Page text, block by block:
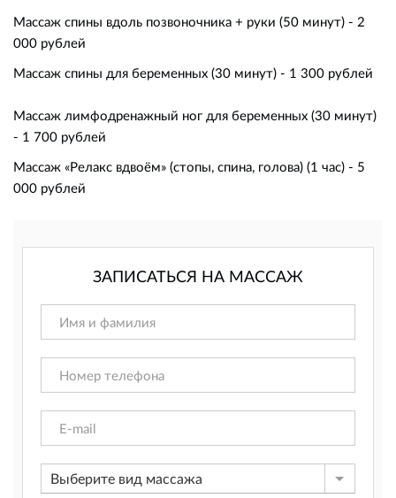
Массаж спины вдоль позвоночника + руки (50 минут) - 2
000 рублей
Массаж спины для беременных (30 минут) - 1 300 рублей
Массаж лимфодренажный ног для беременных (30 минут)
- 1 700 рублей
Массаж «Релакс вдвоём» (стопы, спина, голова) (1 час) - 5
000 рублей
ЗАПИСАТЬСЯ НА МАССАЖ
Выберите вид массажа